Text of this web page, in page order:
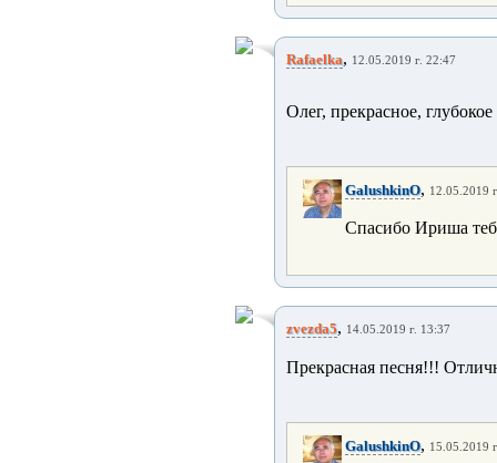
Rafaelka, 12.05.2019 г. 22:47
Олег, прекрасное,
GalushkinO, 12.05.2019
Спасибо Ириша
zvezda5, 14.05.2019 г. 13:37
Прекрасная песня!!!
GalushkinO, 15.05.2019